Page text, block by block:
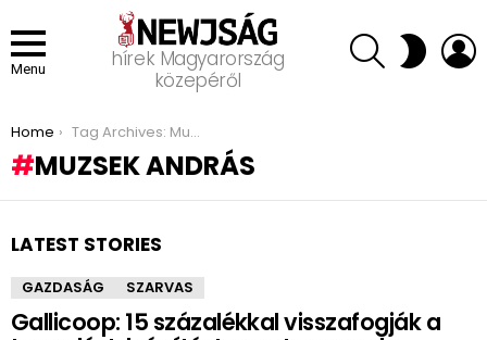
Menu
hírek Magyarország
közepéről
SEARCH SWITCH
SKIN
You are here:
Home Tag Archives: Muzsek András
MUZSEK ANDRÁS
LATEST STORIES
GAZDASÁG SZARVAS
Gallicoop: 15 százalékkal visszafogják a